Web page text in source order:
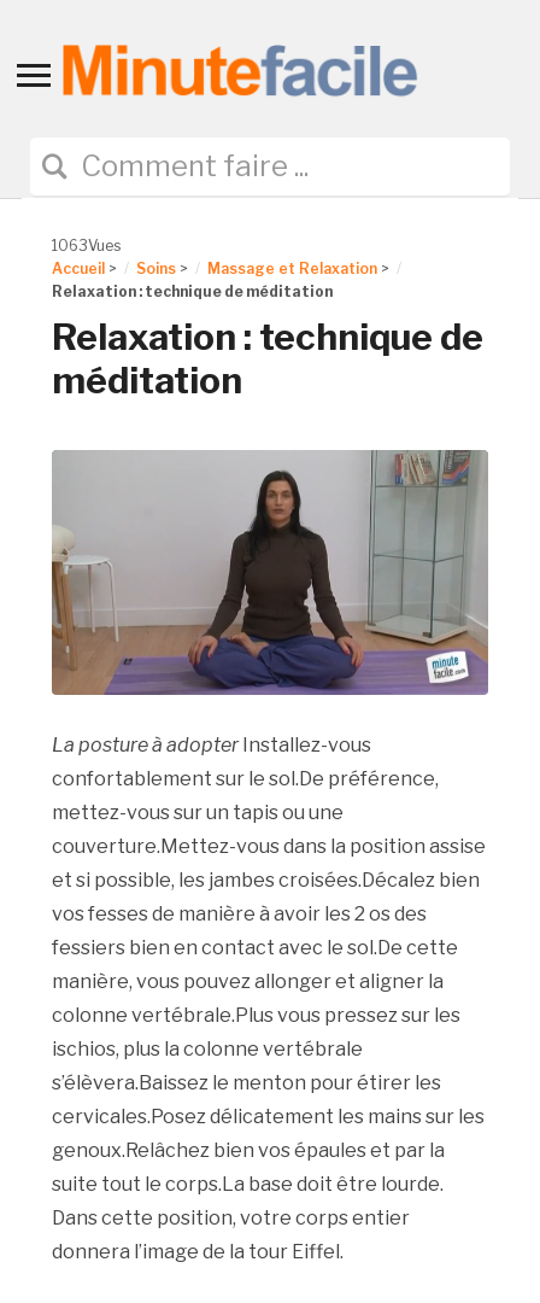
Toggle
navigation
1063Vues
Accueil > Soins > Massage et Relaxation >
Relaxation : technique de méditation
Relaxation : technique de
méditation
La posture à adopterInstallez-vous
confortablement sur le sol.De préférence,
mettez-vous sur un tapis ou une
couverture.Mettez-vous dans la position assise
et si possible, les jambes croisées.Décalez bien
vos fesses de manière à avoir les 2 os des
fessiers bien en contact avec le sol.De cette
manière, vous pouvez allonger et aligner la
colonne vertébrale.Plus vous pressez sur les
ischios, plus la colonne vertébrale
s’élèvera.Baissez le menton pour étirer les
cervicales.Posez délicatement les mains sur les
genoux.Relâchez bien vos épaules et par la
suite tout le corps.La base doit être lourde.
Dans cette position, votre corps entier
donnera l’image de la tour Eiffel.